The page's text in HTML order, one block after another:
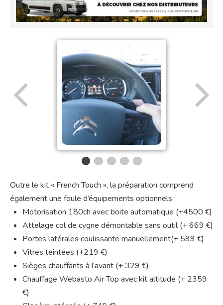
Outre le kit « French Touch », la préparation comprend
également une foule d’équipements optionnels :
Motorisation 180ch avec boite automatique (+4500 €)
Attelage col de cygne démontable sans outil (+ 669 €)
Portes latérales coulissante manuellement(+ 599 €)
Vitres teintées (+219 €)
Sièges chauffants à l’avant (+ 329 €)
Chauffage Webasto Air Top avec kit altitude (+ 2359
€)